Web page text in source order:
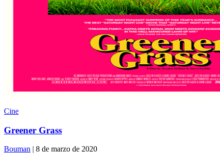
Cine
Greener Grass
Bouman | 8 de marzo de 2020